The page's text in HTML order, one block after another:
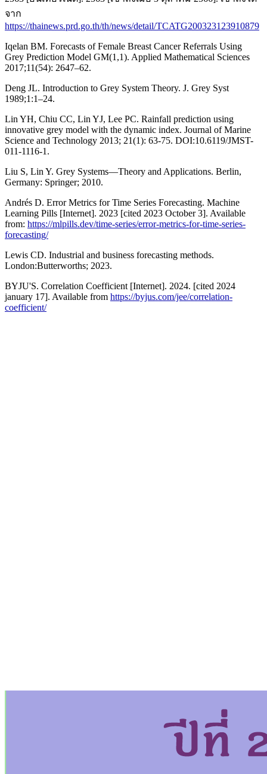
จาก
https://thainews.prd.go.th/th/news/detail/TCATG200323123910879
Iqelan BM. Forecasts of Female Breast Cancer Referrals Using
Grey Prediction Model GM(1,1). Applied Mathematical Sciences
2017;11(54): 2647–62.
Deng JL. Introduction to Grey System Theory. J. Grey Syst
1989;1:1–24.
Lin YH, Chiu CC, Lin YJ, Lee PC. Rainfall prediction using
innovative grey model with the dynamic index. Journal of Marine
Science and Technology 2013; 21(1): 63-75. DOI:10.6119/JMST-
011-1116-1.
Liu S, Lin Y. Grey Systems—Theory and Applications. Berlin,
Germany: Springer; 2010.
Andrés D. Error Metrics for Time Series Forecasting. Machine
Learning Pills [Internet]. 2023 [cited 2023 October 3]. Available
from: https://mlpills.dev/time-series/error-metrics-for-time-series-
forecasting/
Lewis CD. Industrial and business forecasting methods.
London:Butterworths; 2023.
BYJU'S. Correlation Coefficient [Internet]. 2024. [cited 2024
january 17]. Available from https://byjus.com/jee/correlation-
coefficient/